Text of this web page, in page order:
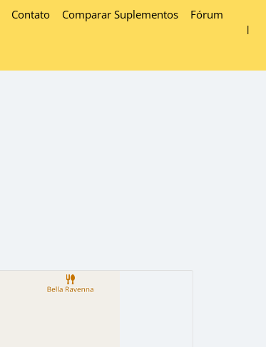
Contato Comparar Suplementos Fórum